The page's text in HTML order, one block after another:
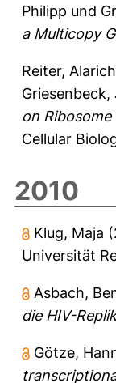
Philipp und
a Multicopy
Reiter, Alarich
Griesenbeck,
on
Cellular
2010
Klug, Maja
Universität
Asbach,
die HIV-
Götze,